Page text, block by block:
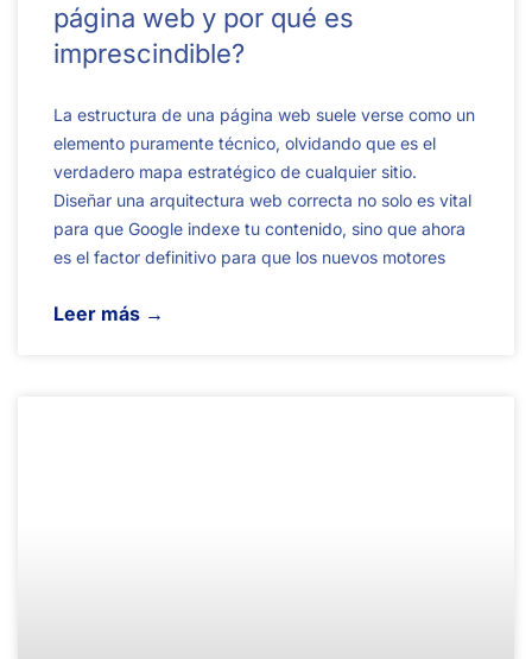
página web y por qué es
imprescindible?
La estructura de una página web suele verse como un
elemento puramente técnico, olvidando que es el
verdadero mapa estratégico de cualquier sitio.
Diseñar una arquitectura web correcta no solo es vital
para que Google indexe tu contenido, sino que ahora
es el factor definitivo para que los nuevos motores
Leer más →